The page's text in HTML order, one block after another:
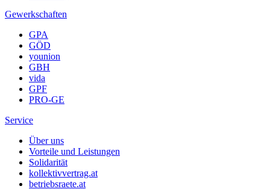
Gewerkschaften
GPA
GÖD
younion
GBH
vida
GPF
PRO-GE
Service
Über uns
Vorteile und Leistungen
Solidarität
kollektivvertrag.at
betriebsraete.at